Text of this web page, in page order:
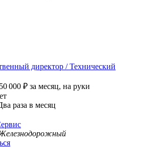
директор / Технический
000 ₽ за месяц, на руки
раза в месяц